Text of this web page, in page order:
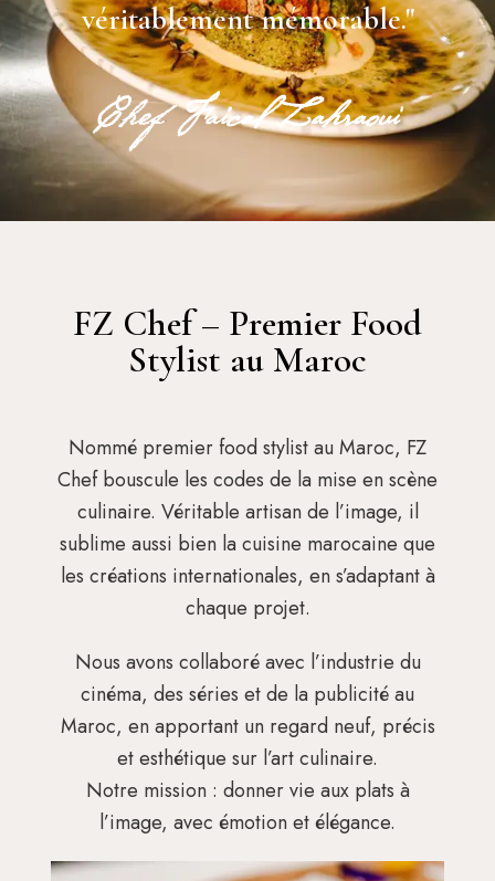
véritablement mémorable."
FZ Chef – Premier Food
Stylist au Maroc
Nommé premier food stylist au Maroc, FZ
Chef bouscule les codes de la mise en scène
culinaire. Véritable artisan de l’image, il
sublime aussi bien la cuisine marocaine que
les créations internationales, en s’adaptant à
chaque projet.
Nous avons collaboré avec l’industrie du
cinéma, des séries et de la publicité au
Maroc, en apportant un regard neuf, précis
et esthétique sur l’art culinaire.
Notre mission : donner vie aux plats à
l’image, avec émotion et élégance.